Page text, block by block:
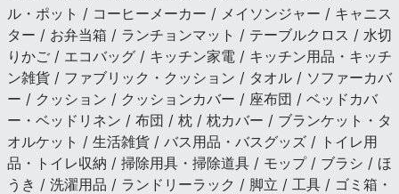
ル・ポット / コーヒーメーカー / メイソンジャー / キャニス
ター / お弁当箱 / ランチョンマット / テーブルクロス / 水切
りかご / エコバッグ / キッチン家電 / キッチン用品・キッチ
ン雑貨 / ファブリック・クッション / タオル / ソファーカバ
ー / クッション / クッションカバー / 座布団 / ベッドカバ
ー・ベッドリネン / 布団 / 枕 / 枕カバー / ブランケット・タ
オルケット / 生活雑貨 / バス用品・バスグッズ / トイレ用
品・トイレ収納 / 掃除用具・掃除道具 / モップ / ブラシ / ほ
うき / 洗濯用品 / ランドリーラック / 脚立 / 工具 / ゴミ箱・